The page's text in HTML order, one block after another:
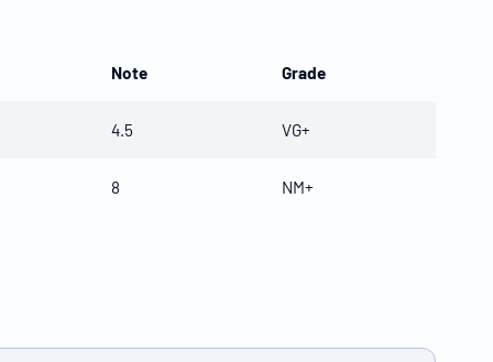
Note Grade
4.5 VG+
8 NM+